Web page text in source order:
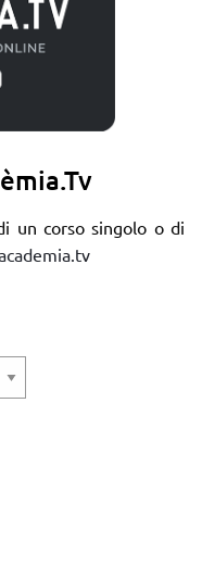
un corso singolo o di